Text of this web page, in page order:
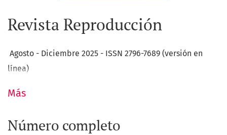
Revista Reproducción
Agosto - Diciembre 2025 - ISSN 2796-7689 (versión en
línea)
Más
Número completo